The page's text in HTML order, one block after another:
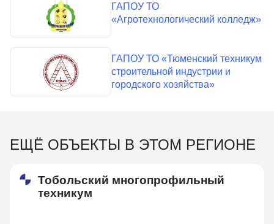
ГАПОУ ТО
«Агротехнологический колледж»
ГАПОУ ТО «Тюменский техникум
строительной индустрии и
городского хозяйства»
ЕЩЁ ОБЪЕКТЫ В ЭТОМ РЕГИОНЕ
Тобольский многопрофильный
техникум